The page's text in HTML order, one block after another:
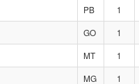
PB 1
GO 1
MT 1
MG 1